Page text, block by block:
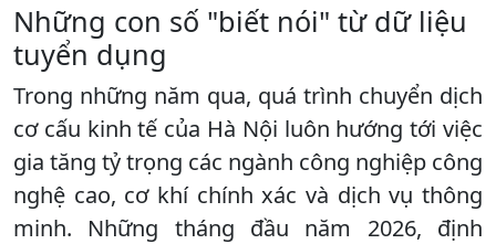
​Những con số "biết nói" từ dữ liệu
tuyển dụng
​Trong những năm qua, quá trình chuyển dịch
cơ cấu kinh tế của Hà Nội luôn hướng tới việc
gia tăng tỷ trọng các ngành công nghiệp công
nghệ cao, cơ khí chính xác và dịch vụ thông
minh. Những tháng đầu năm 2026, định